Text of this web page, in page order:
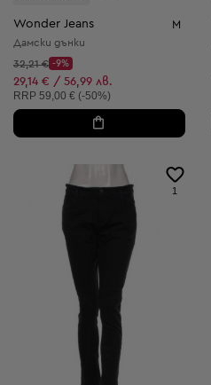
Wonder Jeans M
Дамски дънки
Начална цена:
32,21 €
Discount Price:
-9%
Намалена цена:
29,14 € / 56,99 лв.
Препоръчителна цена:
RRP 59,00 € (-50%)
1